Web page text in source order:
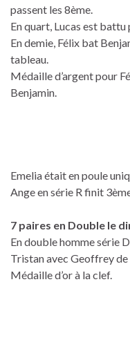
passent les 8ème.
En quart, Lucas est battu
En demie, Félix bat
tableau.
Médaille d’argent pour
Benjamin.
Emelia était en poule
Ange en série R finit
7 paires en Double le
En double homme série
Tristan avec Geoffrey
Médaille d’or à la clef.